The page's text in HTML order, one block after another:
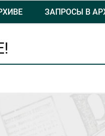
ЗАПРОСЫ В